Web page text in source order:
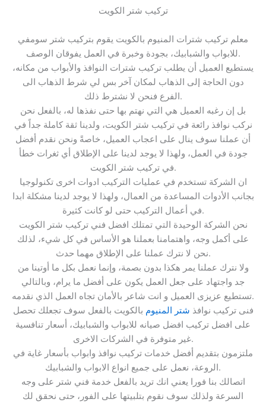
تركيب شتر الكويت
معلم تركيب شترات المنيوم بالكويت يقوم بتركيب شتر سومفي
للابواب والشبابيك، بجودة وخبرة في العمل يفوقان الوصف.
يستطيع العميل أن يطلب تركيب شترات النوافذ والأبواب من مكانه،
دون الحاجة إلى الذهاب لمكان آخر بس لي شرط الذهاب الى
الفرع فنحن لا نشترط ذلك.
بل إن رغبه العميل هي التي نهتم بها حتى نفذها له، بالفعل نحن
نركب نوافذ رائعة في تركيب شتر الكويت، ولدينا ثقة كاملة جداً في
أن عملنا سوف ينال على اعجاب العميل، خاصةً ونحن نقدم أفضل
جودة في العمل، ولهذا لا يوجد لدينا على الإطلاق أي ثغرات خطأ
في تركيب شتر الكويت.
ان الشركة تستخدم في عمليات التركيب ادوات اخرى تكنولوجيا
بجانب الأدوات المساعدة من العمال، ولهذا لا يوجد لدينا مشكلة ابدا
في أعمال التركيب حتى لو كانت كثيرة.
نحن الشركة الوحيدة التي تمتلك افضل فني تركيب شتر الكويت
على أكمل وجه، واهتمامنا بعملنا هو الأساس في كل شيء، لذلك
نحن لا نترك عملنا على الإطلاق مهما حدث.
ولا نترك عملنا يمر هكذا بدون بصمة، وإنما نعمل بكل ما أوتينا من
جد واجتهاد على جعل العمل يكون على أفضل ما يرام، وبالتالي
تستطيع عزيزى العميل و انت شاعر بالأمان تجاه العمل الذي نقدمه.
فنى تركيب نوافذ شتر المنيوم بالكويت بالفعل سوف تجعلك تحصل
على افضل تركيب افضل صيانه للابواب والشبابيك، أسعار تنافسية
غير متوفرة في الشركات الاخرى.
ملتزمون بتقديم أفضل خدمات تركيب نوافذ وابواب بأسعار غاية في
الروعة، نعمل على جميع انواع الابواب والشبابيك.
اتصالك بنا فورا يعني انك تريد بالفعل خدمة فني شتر على وجه
السرعة ولذلك سوف نقوم بتلبيتها على الفور، حتى نحقق لك